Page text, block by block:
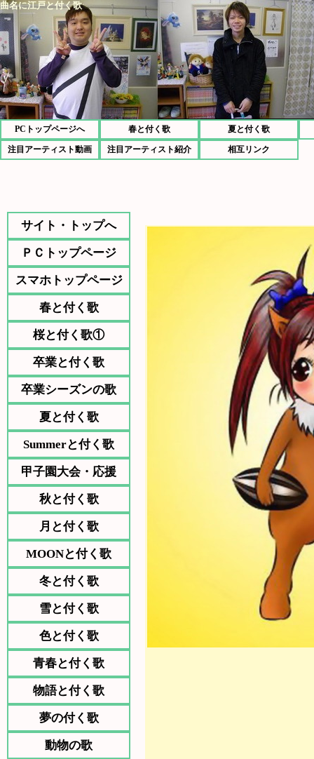
曲名に江戸と付く歌
PCトップページへ 春と付く歌 夏と付く歌
注目アーティスト動画 注目アーティスト紹介 相互リンク
サイト・トップへ
ＰＣトップページ
スマホトップページ
春と付く歌
桜と付く歌①
卒業と付く歌
卒業シーズンの歌
夏と付く歌
Summerと付く歌
甲子園大会・応援
秋と付く歌
月と付く歌
MOONと付く歌
冬と付く歌
雪と付く歌
色と付く歌
青春と付く歌
物語と付く歌
夢の付く歌
動物の歌